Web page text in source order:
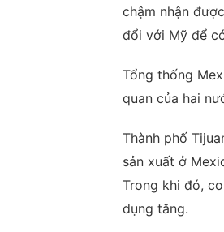
chậm nhận
đổi với Mỹ để
Tổng thống
quan của hai
Thành phố
sản xuất ở
Trong khi đó,
dụng tăng.